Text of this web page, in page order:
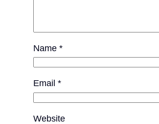
Name *
Email *
Website